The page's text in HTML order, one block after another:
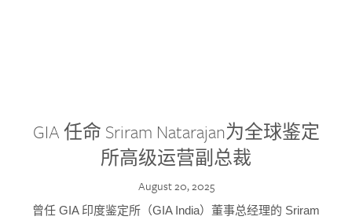
GIA 任命 Sriram Natarajan为全球鉴定
所高级运营副总裁
August 20, 2025
曾任 GIA 印度鉴定所（GIA India）董事总经理的 Sriram